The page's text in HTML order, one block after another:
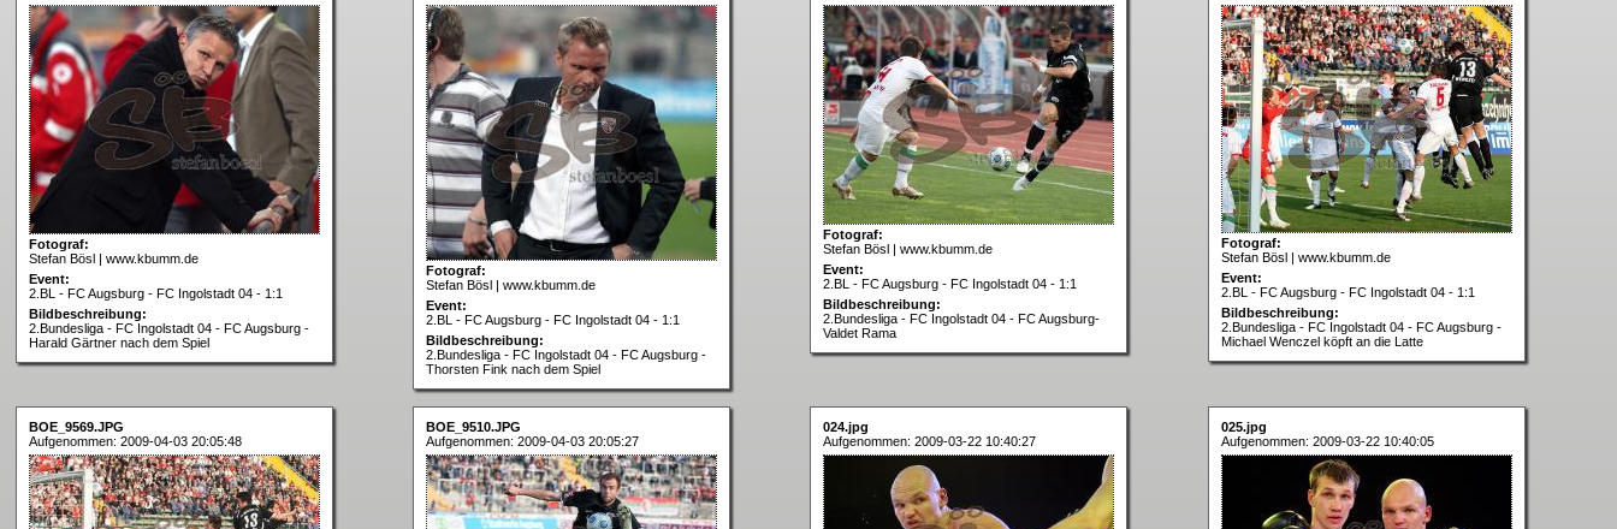
Fotograf:
Stefan Bösl | www.kbumm.de
Event:
2.BL - FC Augsburg - FC Ingolstadt 04 - 1:1
Bildbeschreibung:
2.Bundesliga - FC Ingolstadt 04 - FC Augsburg -
Harald Gärtner nach dem Spiel
Fotograf:
Stefan Bösl | www.kbumm.de
Event:
2.BL - FC Augsburg - FC Ingolstadt 04 - 1:1
Bildbeschreibung:
2.Bundesliga - FC Ingolstadt 04 - FC Augsburg -
Thorsten Fink nach dem Spiel
Fotograf:
Stefan Bösl | www.kbumm.de
Event:
2.BL - FC Augsburg - FC Ingolstadt 04 - 1:1
Bildbeschreibung:
2.Bundesliga - FC Ingolstadt 04 - FC Augsburg-
Valdet Rama
Fotograf:
Stefan Bösl | www.kbumm.de
Event:
2.BL - FC Augsburg - FC Ingolstadt 04 - 1:1
Bildbeschreibung:
2.Bundesliga - FC Ingolstadt 04 - FC Augsburg -
Michael Wenczel köpft an die Latte
BOE_9569.JPG
Aufgenommen: 2009-04-03 20:05:48
BOE_9510.JPG
Aufgenommen: 2009-04-03 20:05:27
024.jpg
Aufgenommen: 2009-03-22 10:40:27
025.jpg
Aufgenommen: 2009-03-22 10:40:05